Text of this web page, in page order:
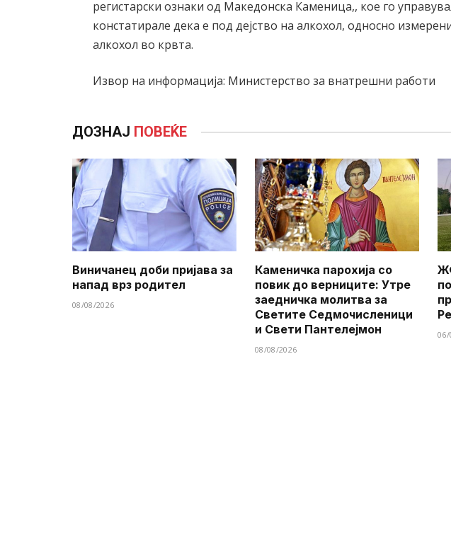
регистарски ознаки од Македонска Каменица,, кое го
констатирале дека е под дејство на алкохол, односно
алкохол во крвта.
Извор на информација: Министерство за внатрешни работи
ДОЗНАЈ ПОВЕЌЕ
Виничанец доби пријава за
напад врз родител
08/08/2026
Каменичка парохија со
повик до верниците: Утре
заедничка молитва за
Светите Седмочисленици
и Свети Пантелејмон
08/08/2026
06/